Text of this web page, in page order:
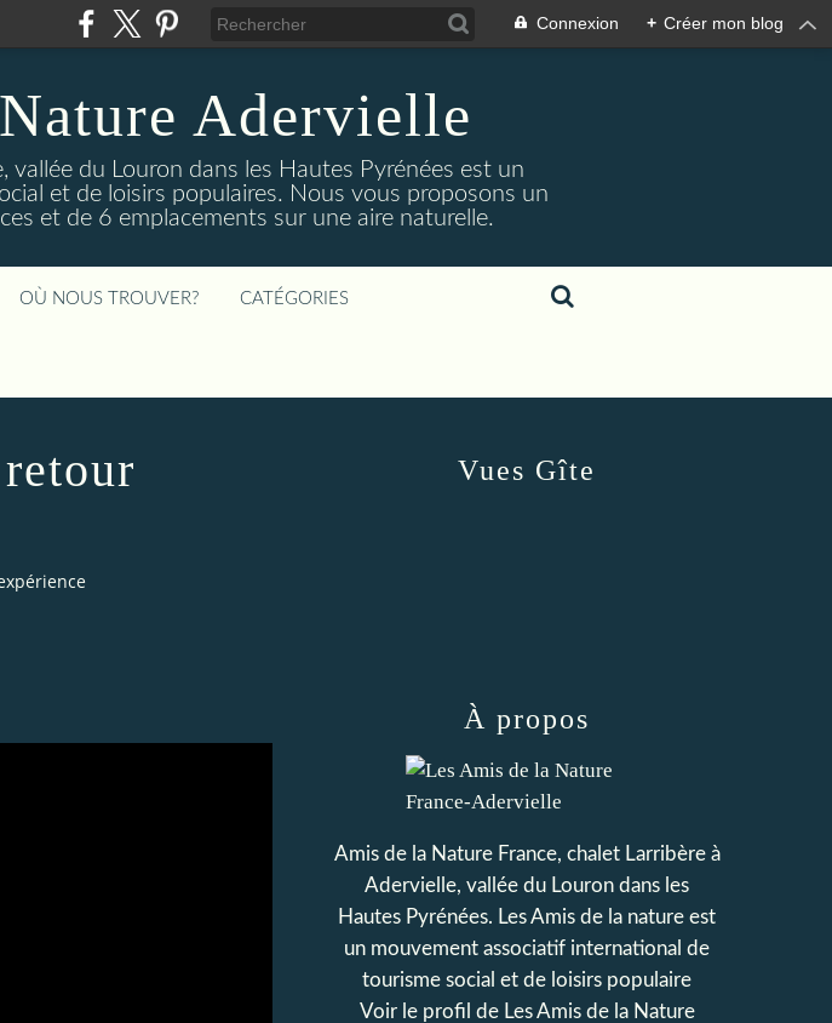
Connexion + Créer mon blog
Adervielle
vallée du Louron dans les Hautes Pyrénées est un
et de loisirs populaires. Nous vous proposons un
et de 6 emplacements sur une aire naturelle.
OÙ NOUS TROUVER? CATÉGORIES
À propos
Amis de la Nature France, chalet Larribère à
Adervielle, vallée du Louron dans les
Hautes Pyrénées. Les Amis de la nature est
un mouvement associatif international de
tourisme social et de loisirs populaire
Voir le profil de Les Amis de la Nature
Vues Gîte